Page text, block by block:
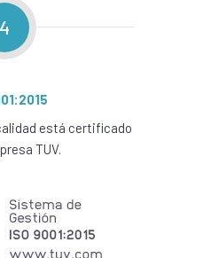
4
está certificado
TUV.